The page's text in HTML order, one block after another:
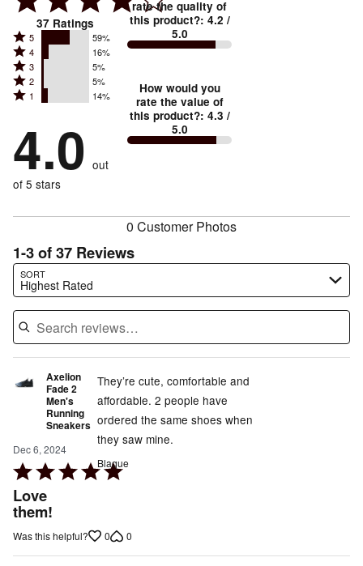
37 Ratings
Rated
5
stars
by
reviewers
5 59%
Rated
4
stars
by
of
reviewers
4 16%
Rated
3
stars
5%
of
reviewers
3 5%
Rated
2
by
5%
reviewers
2 5%
Rated
stars
by
14%
of
1 14%
4.0 out
of 5 stars
rate the quality of
this product?: 4.2 /
5.0
How would you
rate the value of
this product?: 4.3 /
5.0
0 Customer Photos
1-3 of 37 Reviews
SORT
Highest Rated
Search reviews…
Axelion
Fade 2
Men's
Running
Sneakers
Dec 6, 2024
Rated
5
out
Love
them!
They’re cute, comfortable and
affordable. 2 people have
ordered the same shoes when
they saw mine.
Blaque
Was this helpful? 0 0